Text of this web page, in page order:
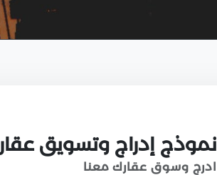
نموذج إدراج وتسويق عقار
ادرج وسوق عقارك معنا